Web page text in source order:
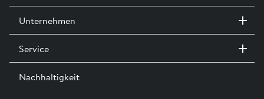
Merkblatt Unterhalt und Reinigung »
Merkblatt Betonsteinpflästerungen für hindernisfreie
Gehflächen »
Technische Wegleitung Verlegemuster »
Melden Sie sich an oder erstellen Sie in Login um Zugriff auf die
CAD- & BIM-Daten zu erhalten
Anmelden
Unternehmen
Kontakt / Standorte
Ausstellungen
Team
Service
Dienstleistungen
Nachhaltigkeit